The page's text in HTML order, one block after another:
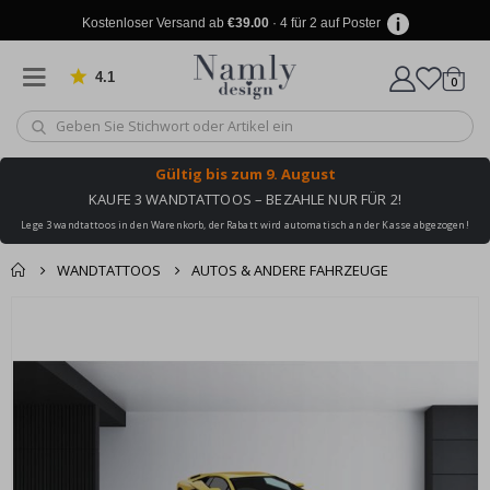
Kostenloser Versand ab €39.00· 4 für 2 auf Poster
4.1 von 1030 Bewertungen
Wagen
0
Gültig bis zum 9. August
KAUFE 3 WANDTATTOOS – BEZAHLE NUR FÜR 2!
Lege 3 wandtattoos in den Warenkorb, der Rabatt wird automatisch an der Kasse abgezogen!
WANDTATTOOS AUTOS & ANDERE FAHRZEUGE
hinzugefügt ✔️
Kostenloser Versand
erreicht!
Bildgalerie